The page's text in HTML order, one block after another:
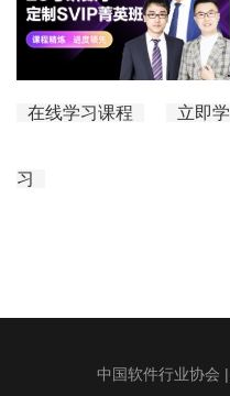
在线学习课程 立即学
习
中国软件行业协会 |